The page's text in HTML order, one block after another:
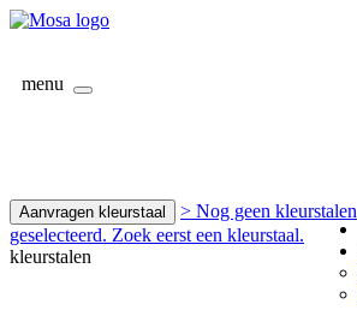
menu
Aanvragen kleurstaal
> Nog geen kleurstalen
geselecteerd. Zoek eerst een kleurstaal.
kleurstalen